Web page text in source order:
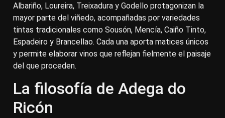
Albariño, Loureira, Treixadura y Godello protagonizan la
mayor parte del viñedo, acompañadas por variedades
tintas tradicionales como Sousón, Mencía, Caiño Tinto,
Espadeiro y Brancellao. Cada una aporta matices únicos
y permite elaborar vinos que reflejan fielmente el paisaje
del que proceden.
La filosofía de Adega do
Ricón